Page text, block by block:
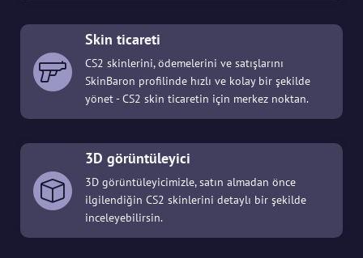
Skin ticareti
CS2 skinlerini, ödemelerini ve satışlarını
SkinBaron profilinde hızlı ve kolay bir şekilde
yönet - CS2 skin ticaretin için merkez noktan.
3D görüntüleyici
3D görüntüleyicimizle, satın almadan önce
ilgilendiğin CS2 skinlerini detaylı bir şekilde
inceleyebilirsin.